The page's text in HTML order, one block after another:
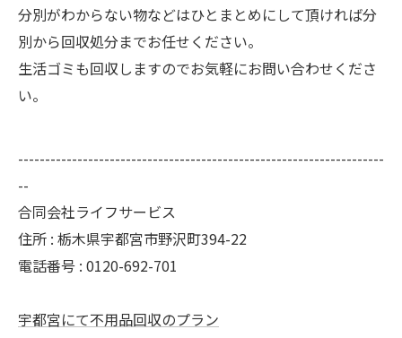
分別がわからない物などはひとまとめにして頂ければ分
別から回収処分までお任せください。
生活ゴミも回収しますのでお気軽にお問い合わせくださ
い。
--------------------------------------------------------------------
--
合同会社ライフサービス
住所 : 栃木県宇都宮市野沢町394-22
電話番号 : 0120-692-701
宇都宮にて不用品回収のプラン